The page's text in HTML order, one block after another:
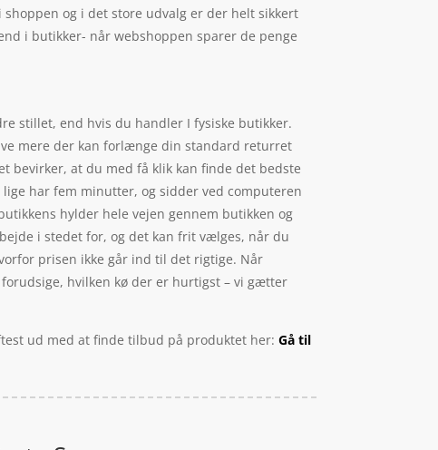
og i det store udvalg er der helt sikkert
i butikker- når webshoppen sparer de penge
stillet, end hvis du handler I fysiske butikker.
mere der kan forlænge din standard returret
bevirker, at du med få klik kan finde det bedste
har fem minutter, og sidder ved computeren
hylder hele vejen gennem butikken og
i stedet for, og det kan frit vælges, når du
prisen ikke går ind til det rigtige. Når
hvilken kø der er hurtigst – vi gætter
ud med at finde tilbud på produktet her:Gå til